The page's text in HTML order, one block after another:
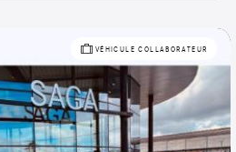
VÉHICULE COLLABORATEUR